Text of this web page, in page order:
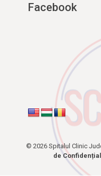
Facebook
© 2026 Spitalul Clinic
de